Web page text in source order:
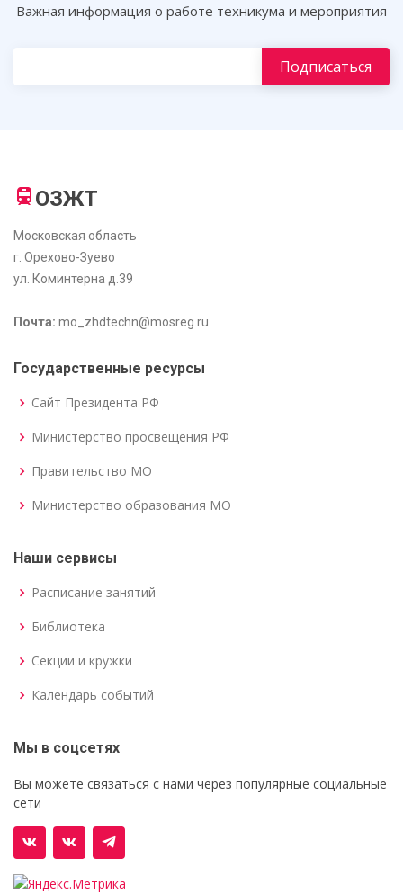
Важная информация о работе техникума и мероприятия
ОЗЖТ
Московская область
г. Орехово-Зуево
ул. Коминтерна д.39
Почта: mo_zhdtechn@mosreg.ru
Государственные ресурсы
Сайт Президента РФ
Министерство просвещения РФ
Правительство МО
Министерство образования МО
Наши сервисы
Расписание занятий
Библиотека
Секции и кружки
Календарь событий
Мы в соцсетях
Вы можете связаться с нами через популярные социальные
сети